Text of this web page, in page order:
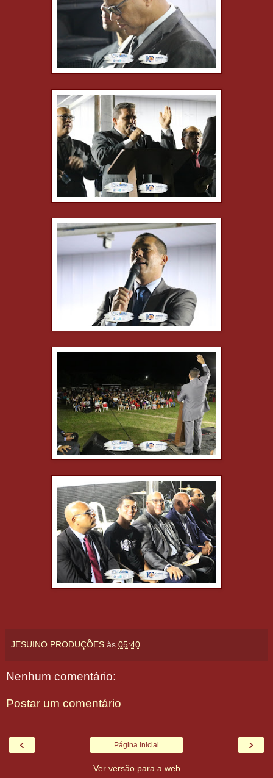
JESUINO PRODUÇÕES às 05:40
Nenhum comentário:
Postar um comentário
‹ ›
Página inicial
Ver versão para a web